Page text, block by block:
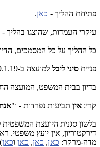
פתיחת ההליך - כאן.
עיקרי העמדות, שהוצגו בהליך -
כל ההליך על כל המסמכים,
פניית סיני ליבל למועצה ב-19.1.19 -
בדיון בבית המשפט, המועצה
קרי: אין תביעות נפרדות - ו"
בלשון סגנית היועצת המשפטית
דירקטוריון, אין יועץ משפטי.
מדה-מרקר: כאן, כאן, כאן וכאן